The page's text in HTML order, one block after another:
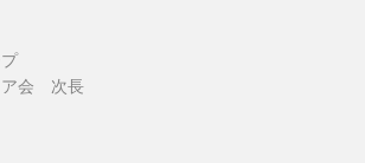
ア会 次長